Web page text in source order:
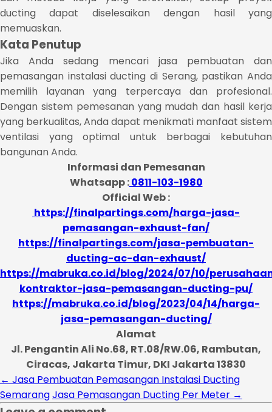
ducting dapat diselesaikan dengan hasil yang
memuaskan.
Kata Penutup
Jika Anda sedang mencari jasa pembuatan dan
pemasangan instalasi ducting di Serang, pastikan Anda
memilih layanan yang terpercaya dan profesional.
Dengan sistem pemesanan yang mudah dan hasil kerja
yang berkualitas, Anda dapat menikmati manfaat sistem
ventilasi yang optimal untuk berbagai kebutuhan
bangunan Anda.
Informasi dan Pemesanan
Whatsapp :0811-103-1980
Official Web :
https://finalpartings.com/harga-jasa-
pemasangan-exhaust-fan/
https://finalpartings.com/jasa-pembuatan-
ducting-ac-dan-exhaust/
https://mabruka.co.id/blog/2024/07/10/
kontraktor-jasa-pemasangan-ducting-pu/
https://mabruka.co.id/blog/2023/04/14/harga-
jasa-pemasangan-ducting/
Alamat
Jl. Pengantin Ali No.68, RT.08/RW.06, Rambutan,
Ciracas, Jakarta Timur, DKI Jakarta 13830
← Jasa Pembuatan Pemasangan Instalasi Ducting
SemarangJasa Pemasangan Ducting Per Meter →